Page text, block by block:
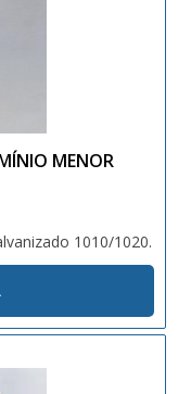
MENOR
1010/1020.